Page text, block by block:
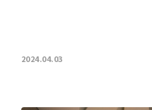
2024.04.03